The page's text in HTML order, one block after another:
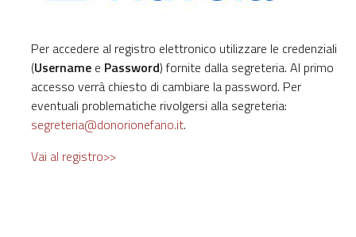
Per accedere al registro elettronico utilizzare le credenziali
(Username e Password) fornite dalla segreteria. Al primo
accesso verrà chiesto di cambiare la password. Per
eventuali problematiche rivolgersi alla segreteria:
segreteria@donorionefano.it.
Vai al registro>>